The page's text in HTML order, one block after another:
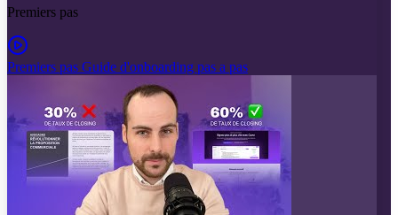
Premiers pas
Premiers pas Guide d'onboarding pas a pas